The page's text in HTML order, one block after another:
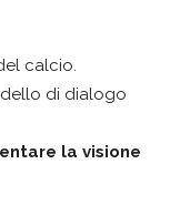
calcio.
di dialogo
la visione